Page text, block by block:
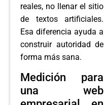
reales, no llenar el sitio
de textos artificiales.
Esa diferencia ayuda a
construir autoridad de
forma más sana.
Medición para
una web